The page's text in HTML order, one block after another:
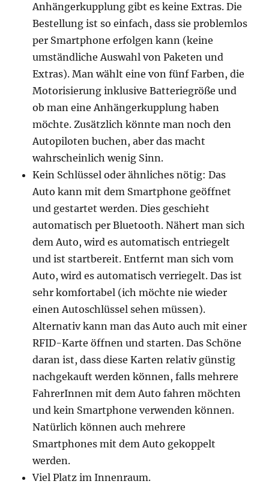
Anhängerkupplung gibt es keine Extras. Die
Bestellung ist so einfach, dass sie problemlos
per Smartphone erfolgen kann (keine
umständliche Auswahl von Paketen und
Extras). Man wählt eine von fünf Farben, die
Motorisierung inklusive Batteriegröße und
ob man eine Anhängerkupplung haben
möchte. Zusätzlich könnte man noch den
Autopiloten buchen, aber das macht
wahrscheinlich wenig Sinn.
Kein Schlüssel oder ähnliches nötig: Das
Auto kann mit dem Smartphone geöffnet
und gestartet werden. Dies geschieht
automatisch per Bluetooth. Nähert man sich
dem Auto, wird es automatisch entriegelt
und ist startbereit. Entfernt man sich vom
Auto, wird es automatisch verriegelt. Das ist
sehr komfortabel (ich möchte nie wieder
einen Autoschlüssel sehen müssen).
Alternativ kann man das Auto auch mit einer
RFID-Karte öffnen und starten. Das Schöne
daran ist, dass diese Karten relativ günstig
nachgekauft werden können, falls mehrere
FahrerInnen mit dem Auto fahren möchten
und kein Smartphone verwenden können.
Natürlich können auch mehrere
Smartphones mit dem Auto gekoppelt
werden.
Viel Platz im Innenraum.